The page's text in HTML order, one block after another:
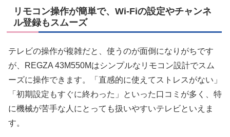
リモコン操作が簡単で、Wi-Fiの設定やチャンネ
ル登録もスムーズ
テレビの操作が複雑だと、使うのが面倒になりがちです
が、REGZA 43M550Mはシンプルなリモコン設計でスム
ーズに操作できます。「直感的に使えてストレスがない」
「初期設定もすぐに終わった」といった口コミが多く、特
に機械が苦手な人にとっても扱いやすいテレビといえま
す。